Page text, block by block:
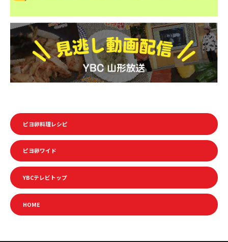
ピヨ卵料理レシピ
ピヨ卵ワイド
YBCテレビトップ
HOME